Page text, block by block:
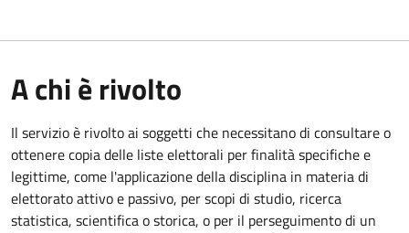
A chi è rivolto
Il servizio è rivolto ai soggetti che necessitano di consultare o
ottenere copia delle liste elettorali per finalità specifiche e
legittime, come l'applicazione della disciplina in materia di
elettorato attivo e passivo, per scopi di studio, ricerca
statistica, scientifica o storica, o per il perseguimento di un